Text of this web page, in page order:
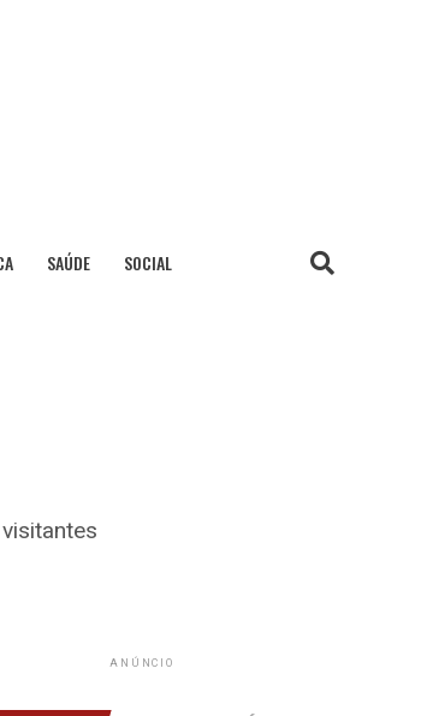
SAÚDE SOCIAL
ANÚNCIO